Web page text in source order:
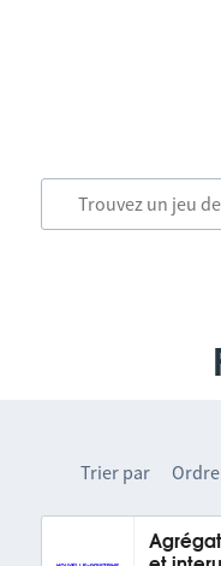
Trier par